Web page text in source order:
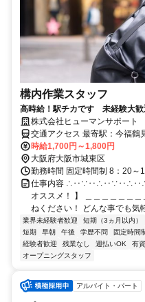
構内作業スタッフ
高時給！駅チカです 未経験大
仕事です！今福鶴見駅【シゴト
株式会社ヒューマンサポート
交通アクセス 最寄駅：今福鶴見駅 蒲生4丁
蒲生４丁目駅 徒歩スグ、自転
時給1,700円～1,800円
大阪府大阪市城東区
勤務時間 固定時間制 8：20～
仕事内容 ∴‥∵‥∴‥∵‥∴‥∴‥
オススメ！ 】 ＿＿＿＿＿＿
ねください！ どんな事でも
業界未経験者歓迎 短期（3ヵ月以内）
短期
早朝 午後 学歴不問 固定時間
経験者歓迎
残業なし 週払いOK 有
オープニングスタッフ
アルバイト・パート